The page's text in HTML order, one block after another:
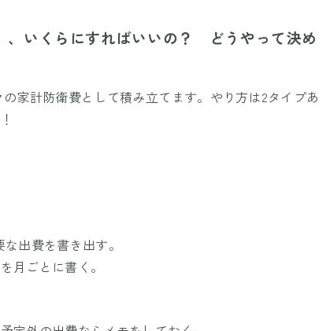
Mute
、いくらにすればいいの？ どうやって決め
家計防衛費として積み立てます。やり方は2タイプあ
出費を書き出す。
月ごとに書く。